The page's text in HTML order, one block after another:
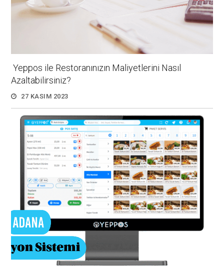
Yeppos ile Restoranınızın Maliyetlerini Nasıl
Azaltabilirsiniz?
27 KASIM 2023